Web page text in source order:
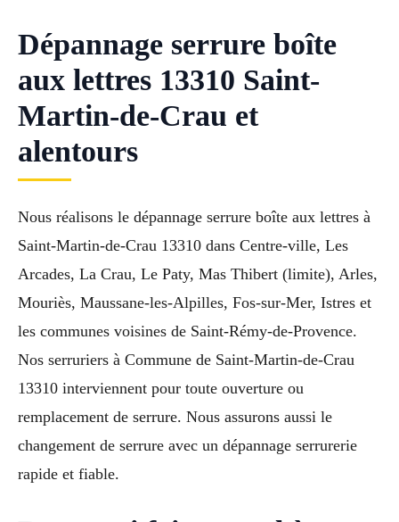
Dépannage serrure boîte
aux lettres 13310 Saint-
Martin-de-Crau et
alentours
Nous réalisons le dépannage serrure boîte aux lettres à
Saint-Martin-de-Crau 13310 dans Centre-ville, Les
Arcades, La Crau, Le Paty, Mas Thibert (limite), Arles,
Mouriès, Maussane-les-Alpilles, Fos-sur-Mer, Istres et
les communes voisines de Saint-Rémy-de-Provence.
Nos serruriers à Commune de Saint-Martin-de-Crau
13310 interviennent pour toute ouverture ou
remplacement de serrure. Nous assurons aussi le
changement de serrure avec un dépannage serrurerie
rapide et fiable.